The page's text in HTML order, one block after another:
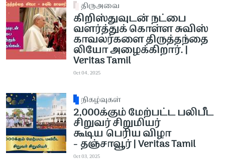
திருஅவை
கிறிஸ்துவுடன் நட்பை
வளர்த்துக் கொள்ள சுவிஸ்
காவலர்களை திருத்தந்தை
லியோ அழைக்கிறார். |
Veritas Tamil
Oct 04, 2025
நிகழ்வுகள்
2,000க்கும் மேற்பட்ட பலிபீட
சிறுவர் சிறுமியர்
கூடிய பெரிய விழா
- தஞ்சாவூர் | Veritas Tamil
Oct 03, 2025